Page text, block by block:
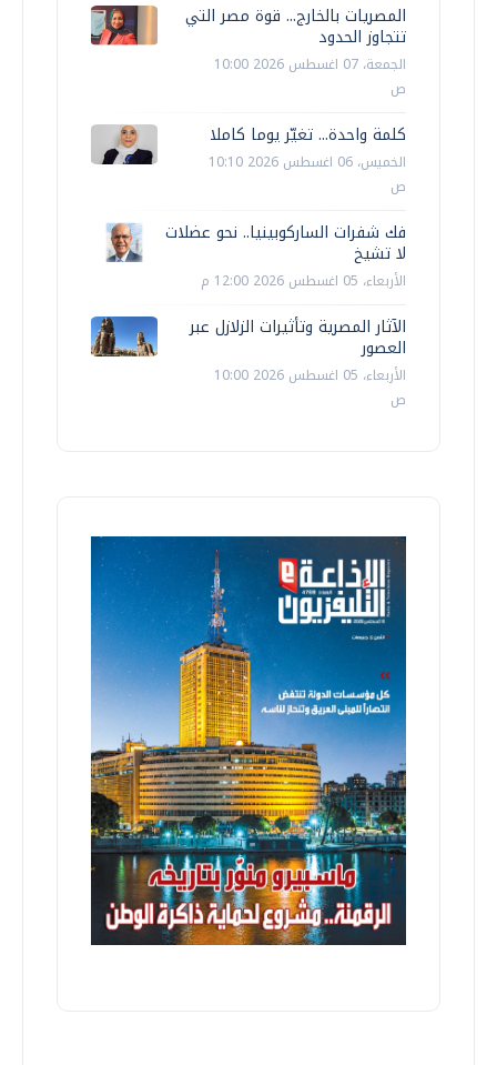
المصريات بالخارج... قوة مصر التي
تتجاوز الحدود
الجمعة، 07 اغسطس 2026 10:00
ص
كلمة واحدة... تغيّر يوما كاملا
الخميس، 06 اغسطس 2026 10:10
ص
فك شفرات الساركوبينيا.. نحو عضلات
لا تشيخ
الأربعاء، 05 اغسطس 2026 12:00 م
الآثار المصرية وتأثيرات الزلازل عبر
العصور
الأربعاء، 05 اغسطس 2026 10:00
ص